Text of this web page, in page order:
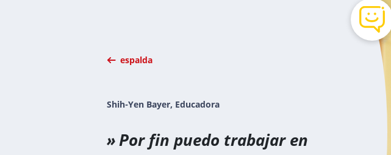
espalda
Shih-Yen Bayer, Educadora
Por fin puedo trabajar en